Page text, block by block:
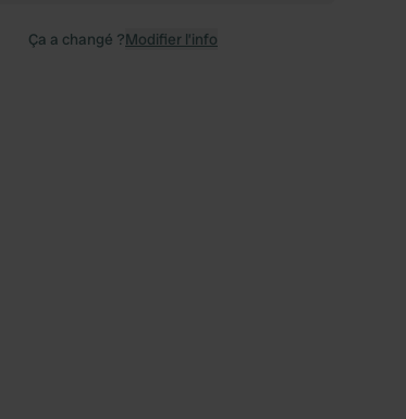
Ça a changé ?Modifier l’info